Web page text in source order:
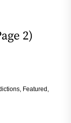
2)
, Featured ,